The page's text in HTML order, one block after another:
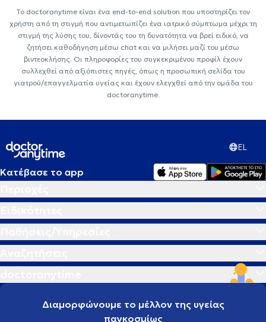
Το doctoranytime είναι ένα end-to-end solution που υποστηρίζει τον
χρήστη από τη στιγμή που αντιμετωπίζει ένα ιατρικό σύμπτωμα μέχρι τη
στιγμή της λύσης του, δίνοντάς του τη δυνατότητα να βρεί ειδικό, να
ζητήσει καθοδήγηση μέσω chat και να μιλήσει μαζί του μέσω
βιντεοκλήσης. Οι πληροφορίες του συγκεκριμένου προφίλ έχουν
συλλεχθεί από αξιόπιστες πηγές, όπως η προσωπική σελίδα του
γιατρού/επαγγελματία υγείας και έχουν ελεγχθεί από την ομάδα του
doctoranytime.
EL
Κατέβασε το app
Διαμορφώνουμε το μέλλον της υγείας
παγκοσμίως